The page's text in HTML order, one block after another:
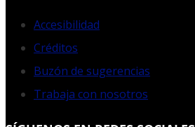
Accesibilidad
Créditos
Buzón de sugerencias
Trabaja con nosotros